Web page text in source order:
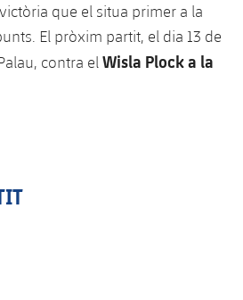
que el situa primer a la
El pròxim partit, el dia 13 de
contra el Wisla Plock a la